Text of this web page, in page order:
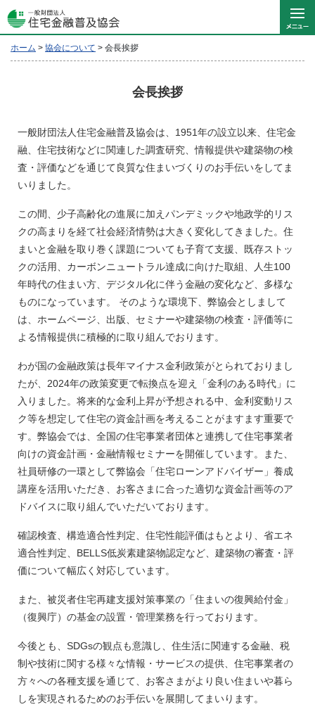
ホーム > 協会について > 会長挨拶
会長挨拶
一般財団法人住宅金融普及協会は、1951年の設立以来、住宅金
融、住宅技術などに関連した調査研究、情報提供や建築物の検
査・評価などを通じて良質な住まいづくりのお手伝いをしてま
いりました。
この間、少子高齢化の進展に加えパンデミックや地政学的リス
クの高まりを経て社会経済情勢は大きく変化してきました。住
まいと金融を取り巻く課題についても子育て支援、既存ストッ
クの活用、カーボンニュートラル達成に向けた取組、人生100
年時代の住まい方、デジタル化に伴う金融の変化など、多様な
ものになっています。 そのような環境下、弊協会としまして
は、ホームページ、出版、セミナーや建築物の検査・評価等に
よる情報提供に積極的に取り組んでおります。
わが国の金融政策は長年マイナス金利政策がとられておりまし
たが、2024年の政策変更で転換点を迎え「金利のある時代」に
入りました。将来的な金利上昇が予想される中、金利変動リス
ク等を想定して住宅の資金計画を考えることがますます重要で
す。弊協会では、全国の住宅事業者団体と連携して住宅事業者
向けの資金計画・金融情報セミナーを開催しています。また、
社員研修の一環として弊協会「住宅ローンアドバイザー」養成
講座を活用いただき、お客さまに合った適切な資金計画等のア
ドバイスに取り組んでいただいております。
確認検査、構造適合性判定、住宅性能評価はもとより、省エネ
適合性判定、BELLS低炭素建築物認定など、建築物の審査・評
価について幅広く対応しています。
また、被災者住宅再建支援対策事業の「住まいの復興給付金」
（復興庁）の基金の設置・管理業務を行っております。
今後とも、SDGsの観点も意識し、住生活に関連する金融、税
制や技術に関する様々な情報・サービスの提供、住宅事業者の
方々への各種支援を通じて、お客さまがより良い住まいや暮ら
しを実現されるためのお手伝いを展開してまいります。